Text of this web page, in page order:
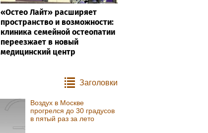
«Остео Лайт» расширяет
пространство и возможности:
клиника семейной остеопатии
переезжает в новый
медицинский центр
Заголовки
Воздух в Москве
прогрелся до 30 градусов
в пятый раз за лето